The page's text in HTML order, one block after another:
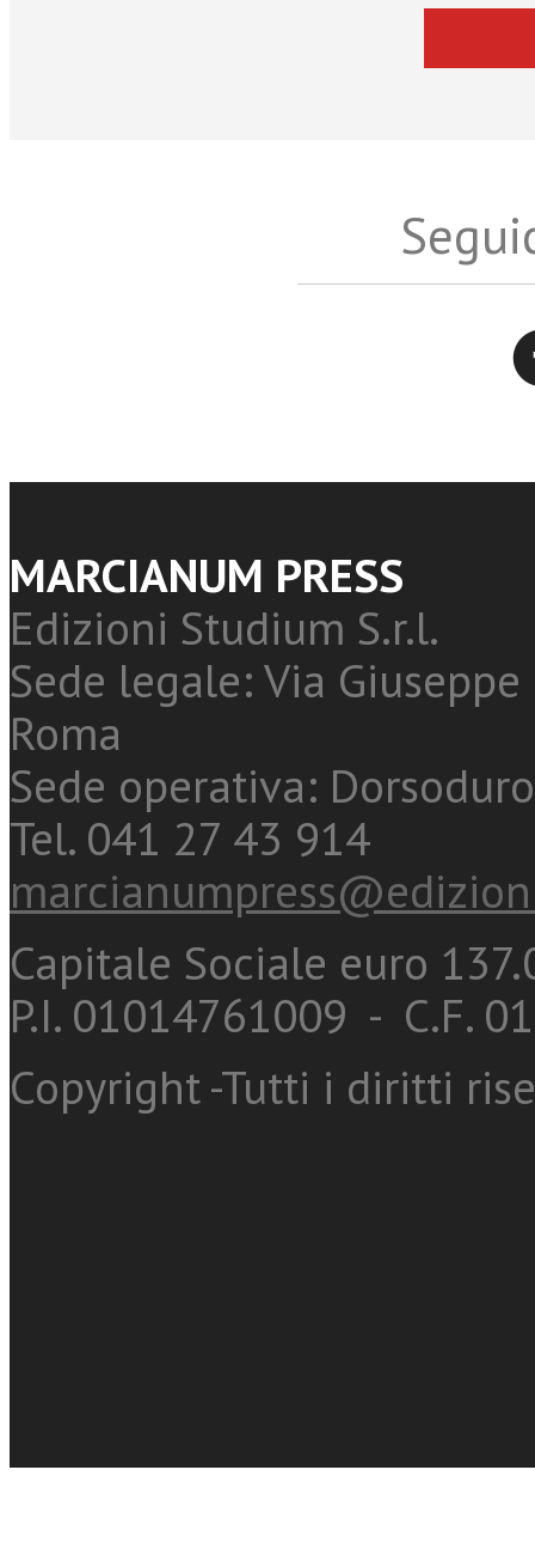
MARCIANUM PRESS
Edizioni Studium S.r.l.
Sede legale: Via
Roma
Sede operativa:
Tel. 041 27 43 914
Capitale Sociale euro
P.I. 01014761009 - C.F.
Copyright -Tutti i diritti